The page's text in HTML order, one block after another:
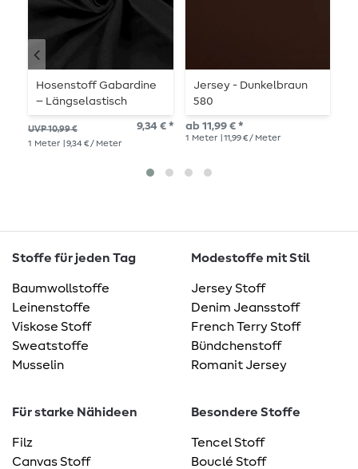
Hosenstoff Gabardine
– Längselastisch
Schwarz
UVP 10,99 € 9,34 € *
1 Meter | 9,34 € / Meter
Jersey - Dunkelbraun
580
ab 11,99 € *
1 Meter | 11,99 € / Meter
Stoffe für jeden Tag
Baumwollstoffe
Leinenstoffe
Viskose Stoff
Sweatstoffe
Musselin
Modestoffe mit Stil
Jersey Stoff
Denim Jeansstoff
French Terry Stoff
Bündchenstoff
Romanit Jersey
Für starke Nähideen
Filz
Canvas Stoff
Besondere Stoffe
Tencel Stoff
Bouclé Stoff